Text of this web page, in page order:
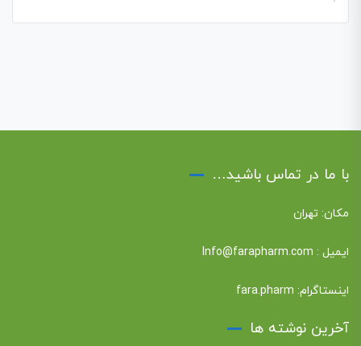
با ما در تماس باشید…
مکان: تهران
ایمیل : Info@farapharm.com
اینستاگرام: fara.pharm
آخرین نوشته ها